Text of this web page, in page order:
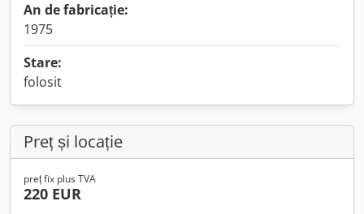
An de fabricație:
1975
Stare:
folosit
Preț și locație
preț fix plus TVA
220 EUR